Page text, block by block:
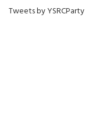
Tweets by YSRCParty